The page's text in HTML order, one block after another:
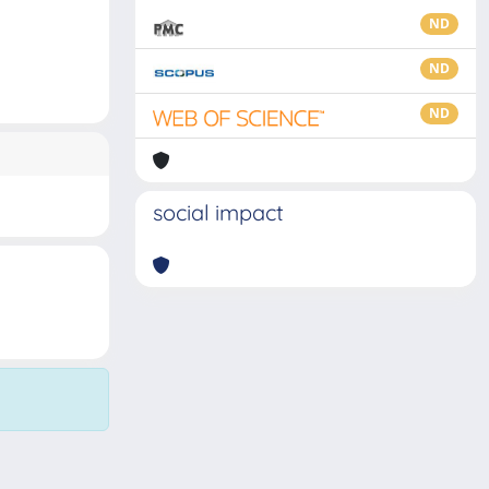
ND
ND
ND
social impact